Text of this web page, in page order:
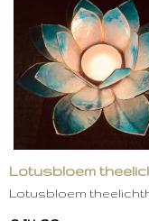
Lotusbloem
Lotusbloem